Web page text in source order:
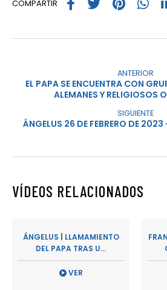
COMPARTIR
ANTERIOR
EL PAPA SE ENCUENTRA CON
ALEMANES Y RELIGIOSOS
SIGUIENTE
ÁNGELUS 26 DE FEBRERO DE
VÍDEOS RELACIONADOS
ÁNGELUS | LLAMAMIENTO
DEL PAPA TRAS U...
VER